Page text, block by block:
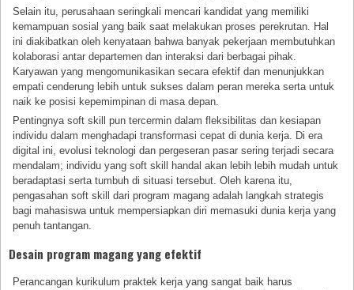
Selain itu, perusahaan seringkali mencari kandidat yang memiliki
kemampuan sosial yang baik saat melakukan proses perekrutan. Hal
ini diakibatkan oleh kenyataan bahwa banyak pekerjaan membutuhkan
kolaborasi antar departemen dan interaksi dari berbagai pihak.
Karyawan yang mengomunikasikan secara efektif dan menunjukkan
empati cenderung lebih untuk sukses dalam peran mereka serta untuk
naik ke posisi kepemimpinan di masa depan.
Pentingnya soft skill pun tercermin dalam fleksibilitas dan kesiapan
individu dalam menghadapi transformasi cepat di dunia kerja. Di era
digital ini, evolusi teknologi dan pergeseran pasar sering terjadi secara
mendalam; individu yang soft skill handal akan lebih lebih mudah untuk
beradaptasi serta tumbuh di situasi tersebut. Oleh karena itu,
pengasahan soft skill dari program magang adalah langkah strategis
bagi mahasiswa untuk mempersiapkan diri memasuki dunia kerja yang
penuh tantangan.
Desain program magang yang efektif
Perancangan kurikulum praktek kerja yang sangat baik harus